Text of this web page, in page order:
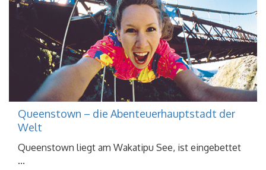
Queenstown – die Abenteuerhauptstadt der
Welt
Queenstown liegt am Wakatipu See, ist eingebettet
...